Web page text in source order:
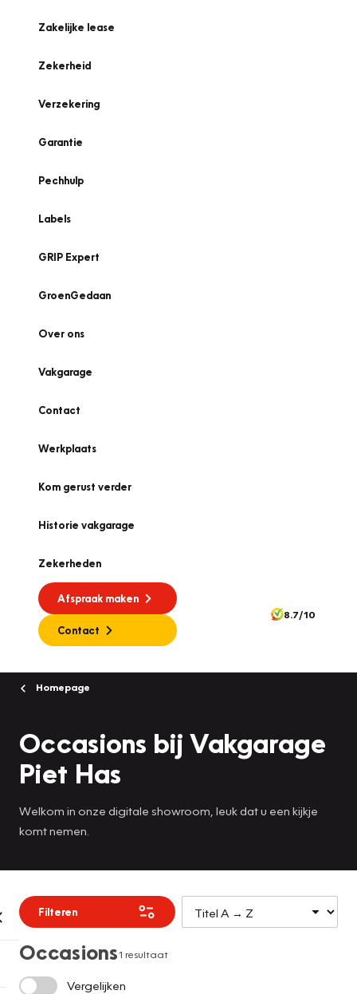
Zakelijke lease
Zekerheid
Verzekering
Garantie
Pechhulp
Labels
GRIP Expert
GroenGedaan
Over ons
Vakgarage
Contact
Werkplaats
Kom gerust verder
Historie vakgarage
Zekerheden
Afspraak maken
Contact
8.7/10
Homepage
Occasions bij Vakgarage
Piet Has
Welkom in onze digitale showroom, leuk dat u een kijkje
komt nemen.
Filteren
Occasions1 resultaat
Vergelijken